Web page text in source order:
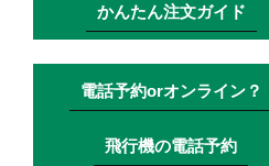
かんたん注文ガイド
電話予約orオンライン？
飛行機の電話予約